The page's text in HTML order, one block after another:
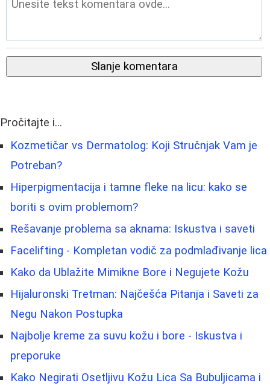
Slanje komentara
Pročitajte i...
Kozmetičar vs Dermatolog: Koji Stručnjak Vam je
Potreban?
Hiperpigmentacija i tamne fleke na licu: kako se
boriti s ovim problemom?
Rešavanje problema sa aknama: Iskustva i saveti
Facelifting - Kompletan vodič za podmlađivanje lica
Kako da Ublažite Mimikne Bore i Negujete Kožu
Hijaluronski Tretman: Najčešća Pitanja i Saveti za
Negu Nakon Postupka
Najbolje kreme za suvu kožu i bore - Iskustva i
preporuke
Kako Negirati Osetljivu Kožu Lica Sa Bubuljicama i